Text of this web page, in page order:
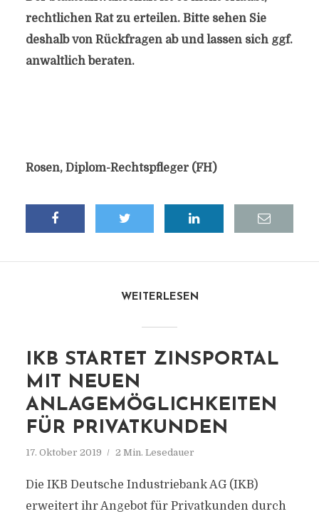
rechtlichen Rat zu erteilen. Bitte sehen Sie
deshalb von Rückfragen ab und lassen sich ggf.
anwaltlich beraten.
Rosen, Diplom-Rechtspfleger (FH)
WEITERLESEN
IKB STARTET ZINSPORTAL
MIT NEUEN
ANLAGEMÖGLICHKEITEN
FÜR PRIVATKUNDEN
17. Oktober 2019 2 Min. Lesedauer
Die IKB Deutsche Industriebank AG (IKB)
erweitert ihr Angebot für Privatkunden durch